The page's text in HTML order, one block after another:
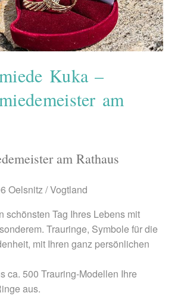
Kuka –
am
am Rathaus
Oelsnitz / Vogtland
schönsten Tag Ihres Lebens mit
Trauringe, Symbole für die
mit Ihren ganz persönlichen
ca. 500 Trauring-Modellen Ihre
aus.